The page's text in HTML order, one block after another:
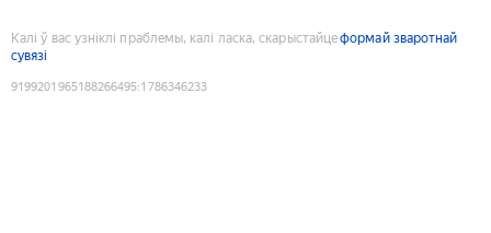
Калі ў вас узніклі праблемы, калі ласка, скарыстайцеформай зваротнай
сувязі
9199201965188266495:1786346233